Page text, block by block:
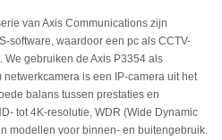
van Axis Communications zijn
software, waardoor een pc als CCTV-
We gebruiken de Axis P3354 als
is een IP-camera uit het
balans tussen prestaties en
tot 4K-resolutie, WDR (Wide Dynamic
modellen voor binnen- en buitengebruik.